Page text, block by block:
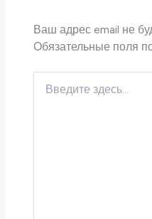
Ваш адрес email не
Обязательные поля
здесь...